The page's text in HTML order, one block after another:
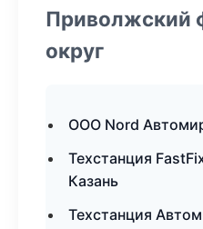
Приволжский
округ
ООО Nord
Техстанция
Казань
Техстанция